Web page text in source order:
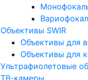
Объективы SWIR
Объективы для
Объективы для
Ультрафиолетовые
ТВ-камеры